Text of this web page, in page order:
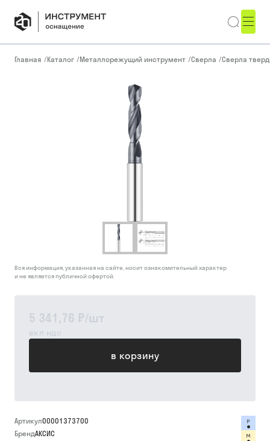
Главная /Каталог /Металлорежущий инструмент /Сверла /Сверла
5 341,76 ₽/шт
вкл ндс
в корзину
Вся информация, указанная на сайте, носит ознакомительный характер
и не является публичной офертой.
Артикул00001373700
БрендАКСИС